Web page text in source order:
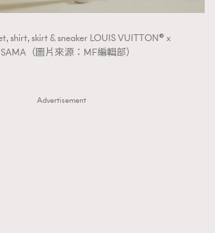
shirt, skirt & sneaker LOUIS VUITTON® x
（圖片來源：MF編輯部）
Advertisement